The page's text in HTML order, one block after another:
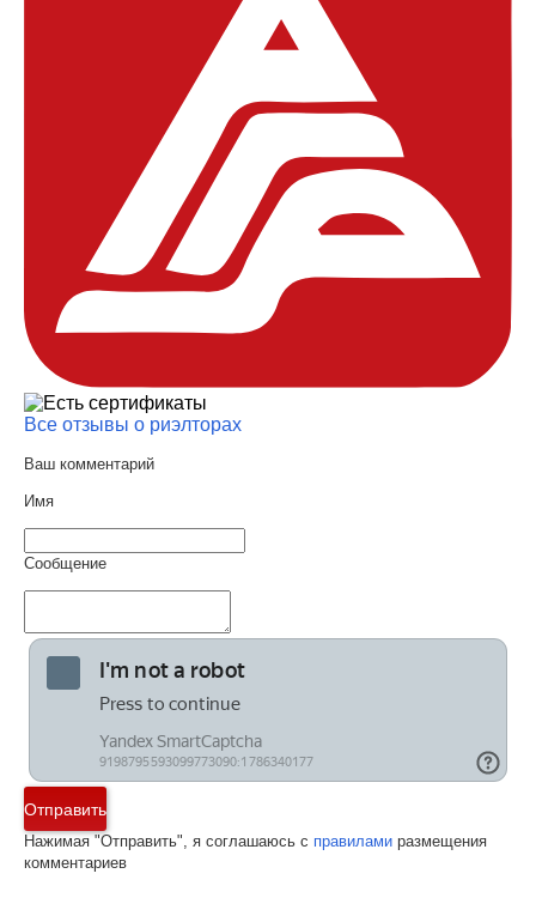
Все отзывы о риэлторах
Ваш комментарий
Имя
Сообщение
Отправить
Нажимая "Отправить", я соглашаюсь с правилами размещения
комментариев